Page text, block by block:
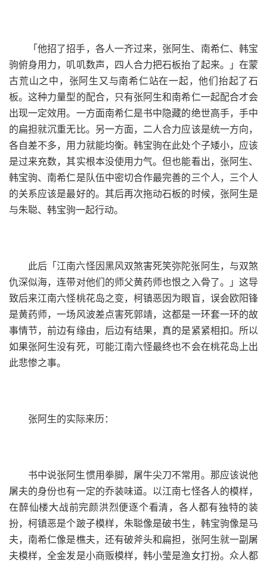
「他招了招手，各人一齐过来，张阿生、南希仁、韩宝
驹俯身用力，叽叽数声，四人合力把石板抬了起来。」在蒙
古荒山之中，张阿生又与南希仁站在一起，他们抬起了石
板。这种力量型的配合，只有张阿生和南希仁一起配合才会
出现一定效用。一方面南希仁是书中隐藏的绝世高手，手中
的扁担就沉重无比。另一方面，二人合力应该是统一方向，
各自差不多，用力就能均衡。韩宝驹在此处个子矮小，应该
是过来充数，其实根本没使用力气。但也能看出，张阿生、
韩宝驹、南希仁是队伍中密切合作最完善的三个人，三个人
的关系应该是最好的。其后再次拖动石板的时候，张阿生是
与朱聪、韩宝驹一起行动。
此后「江南六怪因黑风双煞害死笑弥陀张阿生，与双煞
仇深似海，连带对他们的师父黄药师也恨之入骨了。」这导
致后来江南六怪桃花岛之变，柯镇恶因为眼盲，误会欧阳锋
是黄药师，一场风波差点害死郭靖，这都是一环套一环的故
事情节，前边有缘由，后边有结果，真的是紧紧相扣。所以
如果张阿生没有死，可能江南六怪最终也不会在桃花岛上出
此悲惨之事。
张阿生的实际来历：
书中说张阿生惯用拳脚，屠牛尖刀不常用。那应该说他
屠夫的身份也有一定的乔装味道。以江南七怪各人的模样，
在醉仙楼大战前完颜洪烈便逐个看清，各人都有独特的装
扮，柯镇恶是个跛子模样，朱聪像是破书生，韩宝驹像是马
夫，南希仁像是樵夫，还有破斧头和扁担，张阿生就一副屠
夫模样，全金发是小商贩模样，韩小莹是渔女打扮。众人都